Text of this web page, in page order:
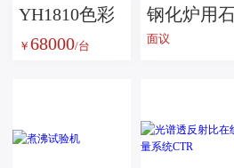
YH1810色彩
雾度透过率
￥ 68000/台
钢化炉用石
英陶瓷棒
面议